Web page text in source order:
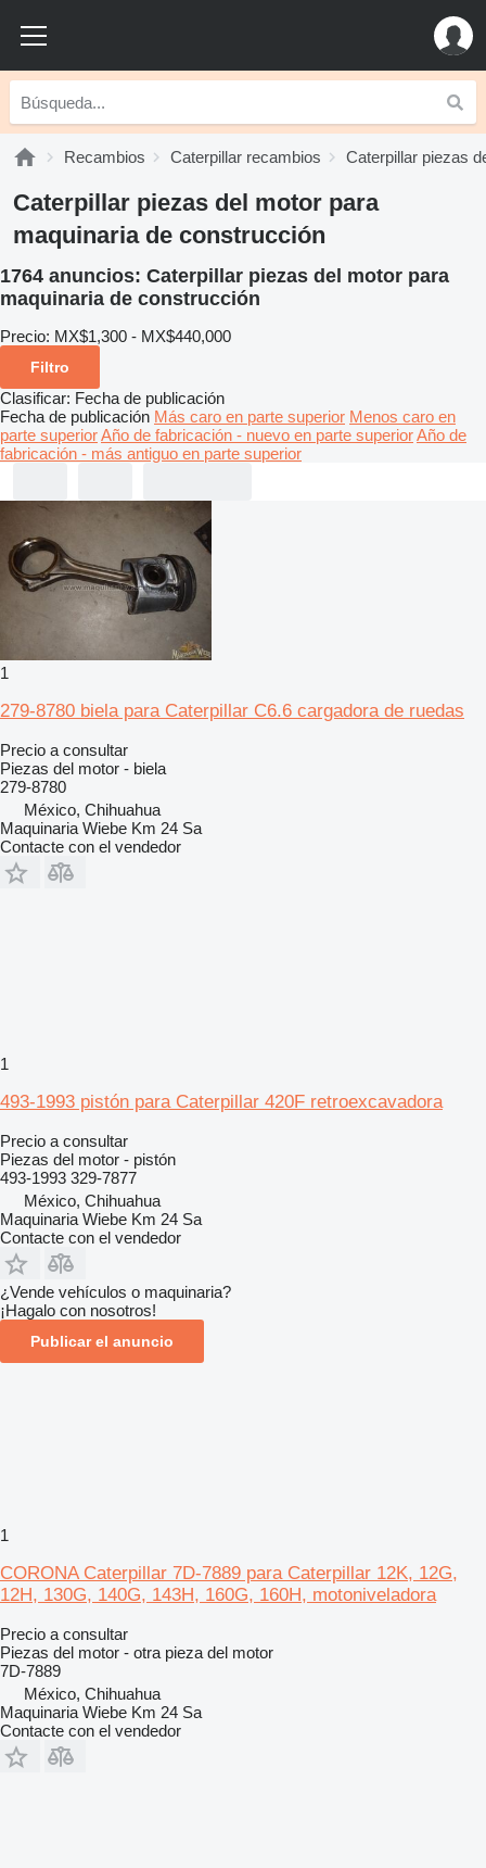
Recambios Caterpillar recambios Caterpillar piezas
Caterpillar piezas del motor para
maquinaria de construcción
1764 anuncios: Caterpillar piezas del motor para
maquinaria de construcción
Precio: MX$1,300 - MX$440,000
Filtro
Clasificar: Fecha de publicación
Fecha de publicación Más caro en parte superior Menos caro en
parte superiorAño de fabricación - nuevo en parte superiorAño de
fabricación - más antiguo en parte superior
1
279-8780 biela para Caterpillar C6.6 cargadora de ruedas
Precio a consultar
Piezas del motor - biela
279-8780
México, Chihuahua
Maquinaria Wiebe Km 24 Sa
Contacte con el vendedor
1
493-1993 pistón para Caterpillar 420F retroexcavadora
Precio a consultar
Piezas del motor - pistón
493-1993 329-7877
México, Chihuahua
Maquinaria Wiebe Km 24 Sa
Contacte con el vendedor
¿Vende vehículos o maquinaria?
¡Hagalo con nosotros!
Publicar el anuncio
1
CORONA Caterpillar 7D-7889 para Caterpillar 12K, 12G,
12H, 130G, 140G, 143H, 160G, 160H, motoniveladora
Precio a consultar
Piezas del motor - otra pieza del motor
7D-7889
México, Chihuahua
Maquinaria Wiebe Km 24 Sa
Contacte con el vendedor